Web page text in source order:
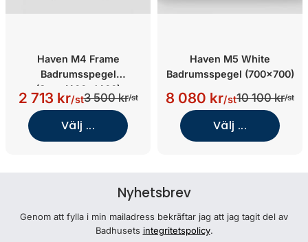
Haven M4 Frame
Badrumsspegel
(Svart/400x1460)
2 713 kr/st3 500 kr/st
Välj ...
Haven M5 White
Badrumsspegel (700x700)
8 080 kr/st10 100 kr/st
Välj ...
Nyhetsbrev
Genom att fylla i min mailadress bekräftar jag att jag tagit del av
Badhusets integritetspolicy.